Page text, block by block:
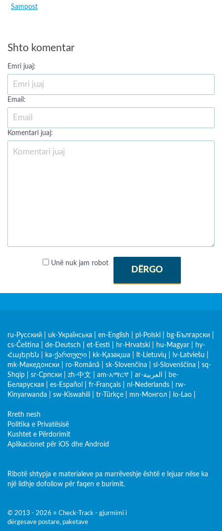
Sampost
Shto komentar
Emri juaj:
Email:
Komentari juaj:
Unë nuk jam robot
DËRGO
ru-Русский uk-Українська en-English pl-Polski bg-Български
cs-Čeština
de-Deutsch et-Eesti hr-Hrvatski hu-Magyar
hy-
Հայերեն
ka-ქართული kk-Қазақша lt-Lietuvių lv-Latviešu
mk-Македонски
ro-Română sk-Slovenčina sl-Slovenščina
sq-
Shqip
sr-Српски zh-中文 am-አማርኛ ar-العربية
be-
Беларуская
es-Español fr-Français nl-Nederlands
rw-
Kinyarwanda
sw-Kiswahili tr-Türkçe mn-Монгол lo-Lao
Rreth nesh
Politika e Privatësisë
Kushtet e Përdorimit
Aplikacionet për iOS dhe Android
Ribotë shtypja e materialeve pa marrëveshje është e lejuar nëse ka
një lidhje dofollow për faqen e burimit.
© 2013 - 2026 ≡ Check-Track - gjurmimi i
dërgesave postare, paketave